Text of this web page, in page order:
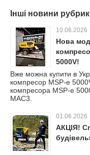
Інші новини
10.06.2026
Нова
5000V!
Вже можна купити в
компресор MSP-e
компресора MSP-e
MAC3.
01.06.2026
АКЦІЯ!